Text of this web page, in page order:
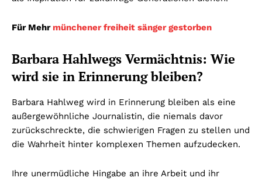
Für Mehr münchener freiheit sänger gestorben
Barbara Hahlwegs Vermächtnis: Wie
wird sie in Erinnerung bleiben?
Barbara Hahlweg wird in Erinnerung bleiben als eine
außergewöhnliche Journalistin, die niemals davor
zurückschreckte, die schwierigen Fragen zu stellen und
die Wahrheit hinter komplexen Themen aufzudecken.
Ihre unermüdliche Hingabe an ihre Arbeit und ihr